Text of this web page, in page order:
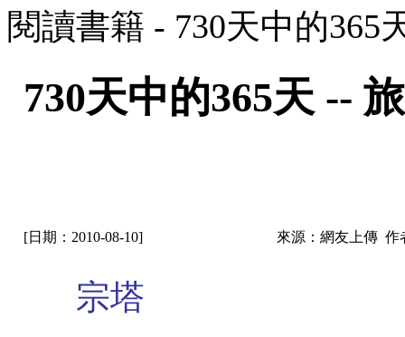
閱讀書籍 - 730天中的
730天中的365天 --
[日期：2010-08-10] 來源：網友上傳 作
宗塔